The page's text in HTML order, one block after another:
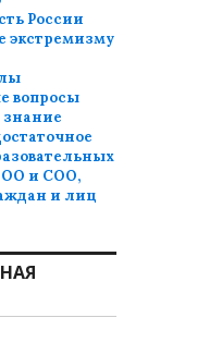
России
экстремизму
вопросы
знание
и СОО,
и лиц